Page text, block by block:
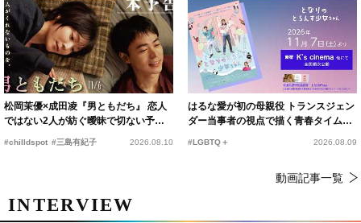
松岡茉優×成田凌『男ともだち』 恋人
ではない2人が紡ぐ曖昧で切ない予告
#chilldspot #三島有紀子 2026.08.10
はるな愛が初の母親役 トランスジェン
ダー当事者の視点で描く青春タイムス
#LGBTQ＋ 2026.08.09
動画記事一覧
INTERVIEW